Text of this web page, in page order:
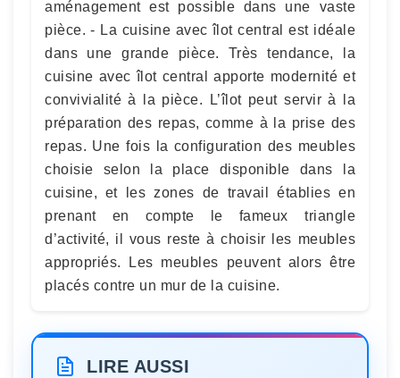
aménagement est possible dans une vaste
pièce. - La cuisine avec îlot central est idéale
dans une grande pièce. Très tendance, la
cuisine avec îlot central apporte modernité et
convivialité à la pièce. L’îlot peut servir à la
préparation des repas, comme à la prise des
repas. Une fois la configuration des meubles
choisie selon la place disponible dans la
cuisine, et les zones de travail établies en
prenant en compte le fameux triangle
d’activité, il vous reste à choisir les meubles
appropriés. Les meubles peuvent alors être
placés contre un mur de la cuisine.
LIRE AUSSI